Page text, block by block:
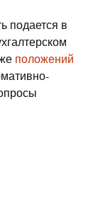
подается в
положений